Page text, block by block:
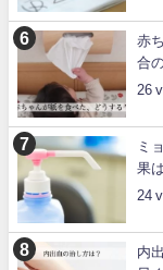
赤
合
26
ミ
果
24
内